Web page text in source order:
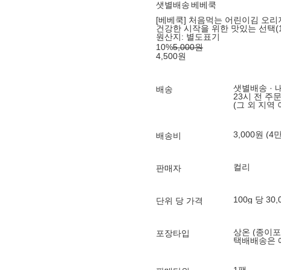
샛별배송베베쿡
[베베쿡] 처음먹는 어린이김 오리
건강한 시작을 위한 맛있는 선택
원산지: 별도표기
10%5,000원
4,500원
배송
샛별배송 ·
23시 전 주
(그 외 지역
배송비 3,000원 (4
판매자 컬리
단위 당 가격 100g 당
포장타입
상온 (종이
택배배송은